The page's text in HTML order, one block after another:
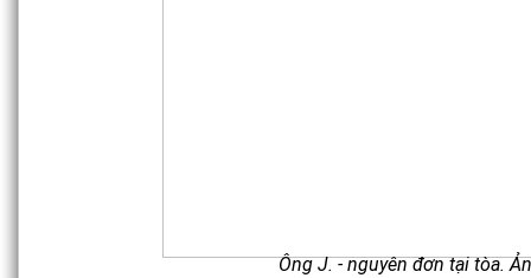
Ông J. - nguyên đơn tại tòa.